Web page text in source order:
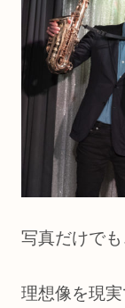
写真だけで
理想像を現